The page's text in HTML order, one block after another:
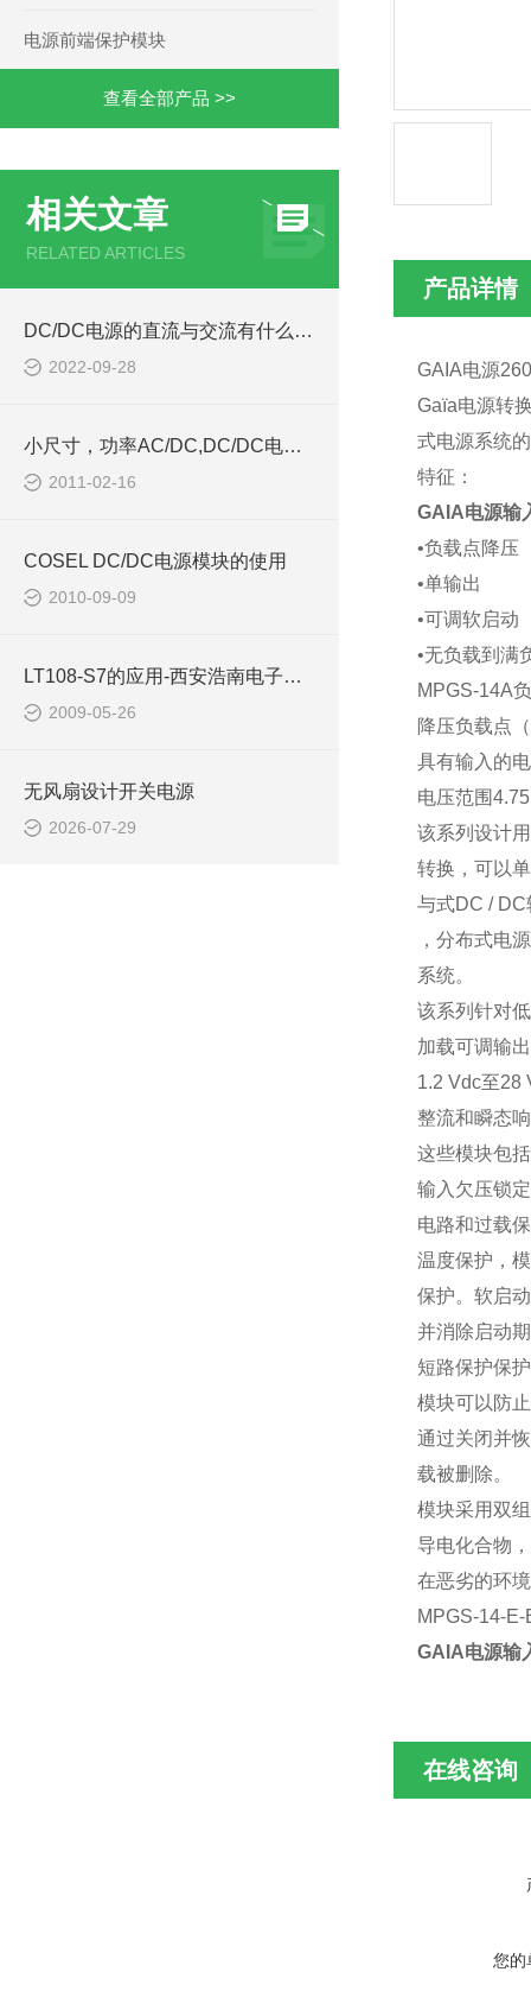
电源前端保护模块
查看全部产品 >>
相关文章
RELATED ARTICLES
DC/DC电源的直流与交流有什么区别
2022-09-28
小尺寸，功率AC/DC,DC/DC电源模块西安浩南电子
2011-02-16
COSEL DC/DC电源模块的使用
2010-09-09
LT108-S7的应用-西安浩南电子科技有限公司
2009-05-26
无风扇设计开关电源
2026-07-29
产品详情
GAIA电源
Gaïa电源转
式电源系统
特征：
GAIA电源输
•负载点降压
•单输出
•可调软启动
•无负载到满
MPGS-14A
降压负载点（
具有输入的
电压范围
该系列设计
转换，可以
与式DC / DC
，分布式电
系统。
该系列针对
加载可调输
1.2 Vdc至28
整流和瞬态
这些模块包
输入欠压锁
电路和过载
温度保护，
保护。软启
并消除启动
短路保护保护
模块可以防
通过关闭并
载被删除。
模块采用双
导电化合物
在恶劣的环
MPGS-14-
GAIA电源输
在线咨询
您的